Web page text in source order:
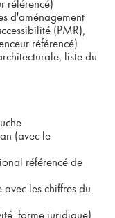
référencé)
d'aménagement
(PMR),
référencé)
liste du
(avec le
référencé de
les chiffres du
forme juridique)